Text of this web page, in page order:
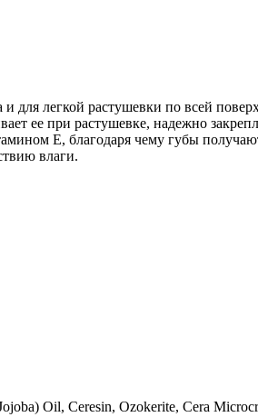
для легкой растушевки по всей
ее при растушевке, надежно
Е, благодаря чему губы
влаги.
Oil, Ceresin, Ozokerite, Cera